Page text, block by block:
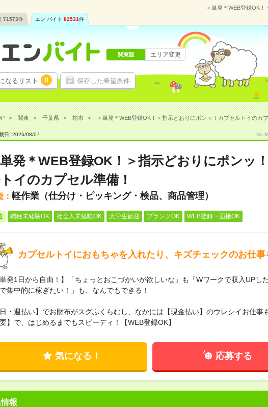
＜単発＊WEB登録OK
71573件 エン バイト 82531件
なるリスト 0 保存した希望条件
関東版 エリア変更
関東 千葉県 柏市 ＜単発＊WEB登録OK！＞指示どおりにポンッ！カプセルトイのカ
日 :2026/08/07
単発＊WEB登録OK！＞指示どおりにポンッ
イのカプセル準備！
： 軽作業（仕分け・ピッキング・検品、商品管理）
職種未経験OK 社会人未経験OK 大学生歓迎 ブランクOK WEB登録・面接OK
カプセルトイにおもちゃを入れたり、キズチェックのお仕事
単発1日から自由！】「ちょっとおこづかいが欲しいな」も「Wワークで収入UPし
集中的に稼ぎたい！」も、なんでもできる！
日・週払い】でお財布がスグふくらむし、なかには【現金払い】のウレシイお仕事
】で、はじめるまでもスピーディ！【WEB登録OK】
気になる！ 応募する
報